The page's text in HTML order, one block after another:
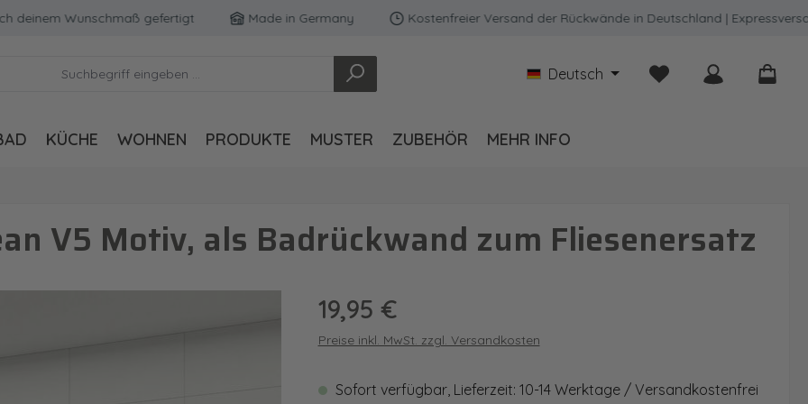
Wunschmaß gefertigt Made in Germany Kostenfreier Versand der Rückwände in Deutschland | Expressversand
Deutsch Du hast 0 Produkte
KÜCHE WOHNEN PRODUKTE MUSTER ZUBEHÖR MEHR INFO
V5 Motiv, als Badrückwand zum Fliesenersatz
Regulärer Preis:
19,95 €
Preise inkl. MwSt. zzgl. Versandkosten
Sofort verfügbar, Lieferzeit: 10-14 Werktage / Versandkostenfrei